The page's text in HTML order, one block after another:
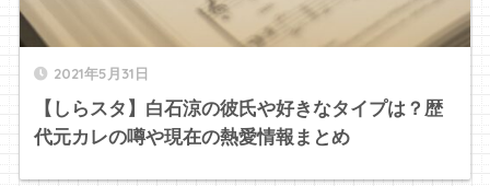
2021年5月31日
【しらスタ】白石涼の彼氏や好きなタイプは？歴
代元カレの噂や現在の熱愛情報まとめ